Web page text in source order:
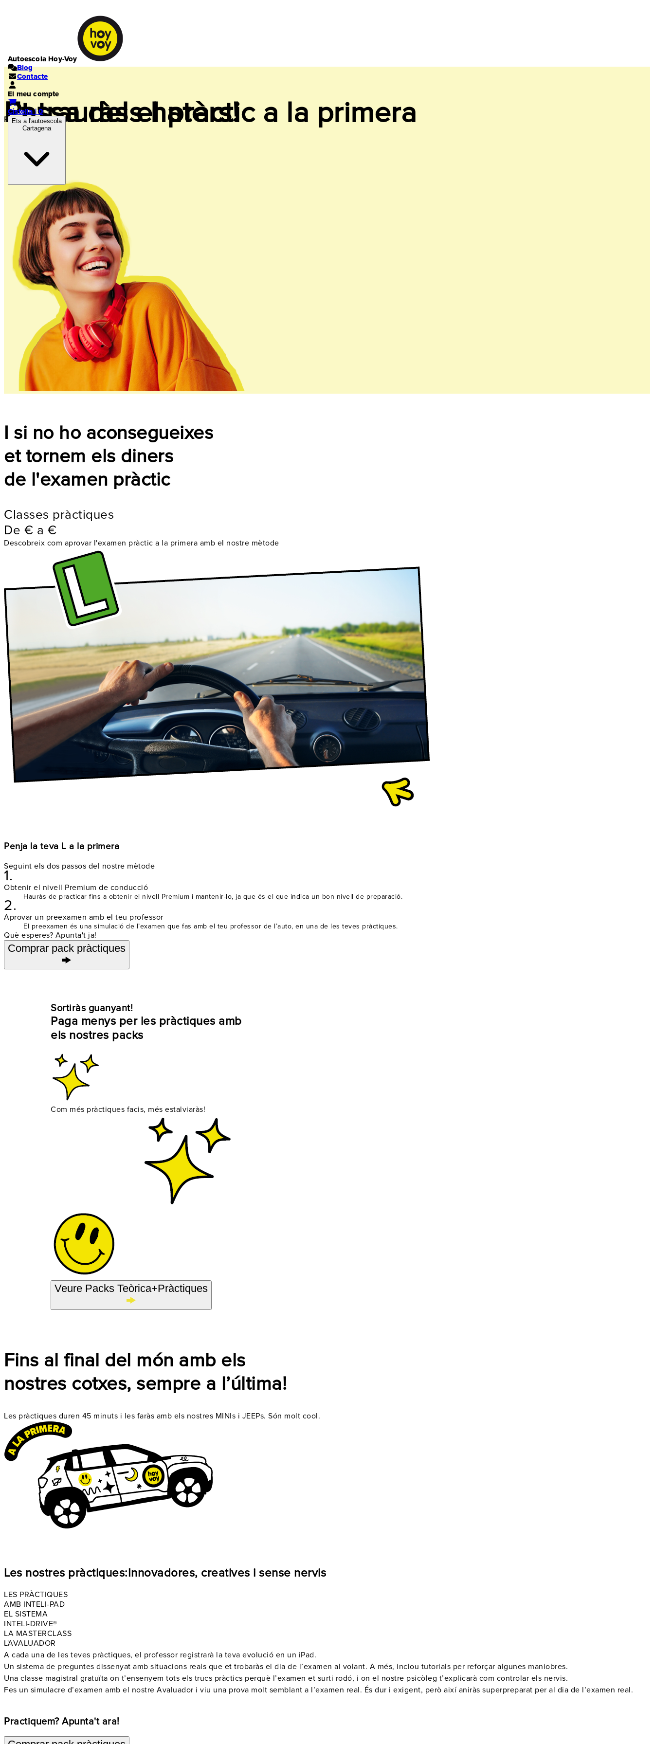
Autoescola Hoy-Voy
Blog
Contacte
El meu compte
Cistella | 0
Ets a l'autoescola
Cartagena
Passa dels haters!
Et trauràs el pràctic a la primera
Ràpid i fàcil!
I si no ho aconsegueixes
et tornem els diners
de l'examen pràctic
Classes pràctiques
De € a €
Descobreix com aprovar l'examen pràctic a la primera amb el nostre mètode
Penja la teva L a la primera
Seguint els dos passos del nostre mètode
1.
Obtenir el nivell Premium de conducció
Hauràs de practicar fins a obtenir el nivell Premium i mantenir-lo, ja que és el que indica un bon nivell de preparació.
2.
Aprovar un preexamen amb el teu professor
El preexamen és una simulació de l’examen que fas amb el teu professor de l’auto, en una de les teves pràctiques.
Què esperes? Apunta't ja!
Comprar pack pràctiques
Sortiràs guanyant!
Paga menys per les pràctiques amb
els nostres packs
Com més pràctiques facis, més estalviaràs!
Veure Packs Teòrica+Pràctiques
Fins al final del món amb els
nostres cotxes, sempre a l’última!
Les pràctiques duren 45 minuts i les faràs amb els nostres MINIs i JEEPs. Són molt cool.
Les nostres pràctiques:Innovadores, creatives i sense nervis
LES PRÀCTIQUES
AMB INTELI-PAD
EL SISTEMA
INTELI-DRIVE®
LA MASTERCLASS
L'AVALUADOR
A cada una de les teves pràctiques, el professor registrarà la teva evolució en un iPad.
Un sistema de preguntes dissenyat amb situacions reals que et trobaràs el dia de l’examen al volant. A més, inclou tutorials per reforçar algunes maniobres.
Una classe magistral gratuïta on t’ensenyem tots els trucs pràctics perquè l’examen et surti rodó, i on el nostre psicòleg t’explicarà com controlar els nervis.
Fes un simulacre d’examen amb el nostre Avaluador i viu una prova molt semblant a l’examen real. És dur i exigent, però així aniràs superpreparat per al dia de l’examen real.
Practiquem? Apunta't ara!